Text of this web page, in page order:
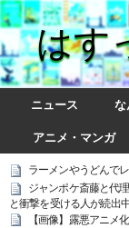
はす
ニュース な
アニメ・マンガ
ラーメンやうどんで
ジャンポケ斎藤と代
と衝撃を受ける人が続出
【画像】露悪アニメ